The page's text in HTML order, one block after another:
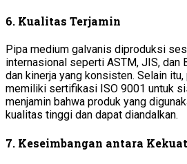
6. Kualitas Terjamin
Pipa medium galvanis diproduksi
internasional seperti ASTM, JIS, dan
dan kinerja yang konsisten. Selain
memiliki sertifikasi ISO 9001 untuk
menjamin bahwa produk yang
kualitas tinggi dan dapat diandalkan.
7. Keseimbangan antara